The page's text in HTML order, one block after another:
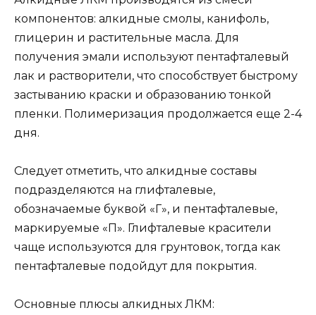
компонентов: алкидные смолы, канифоль,
глицерин и растительные масла. Для
получения эмали используют пентафталевый
лак и растворители, что способствует быстрому
застыванию краски и образованию тонкой
пленки. Полимеризация продолжается еще 2-4
дня.
Следует отметить, что алкидные составы
подразделяются на глифталевые,
обозначаемые буквой «Г», и пентафталевые,
маркируемые «П». Глифталевые красители
чаще используются для грунтовок, тогда как
пентафталевые подойдут для покрытия.
Основные плюсы алкидных ЛКМ: